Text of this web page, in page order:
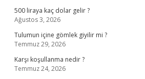
500 liraya kaç dolar gelir ?
Ağustos 3, 2026
Tulumun içine gömlek giyilir mi ?
Temmuz 29, 2026
Karşı koşullanma nedir ?
Temmuz 24, 2026